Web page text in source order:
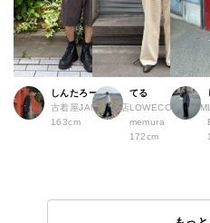
しんたろー
古着屋JAM 仙台店
163cm
てる
LOWECO by
memura
172cm